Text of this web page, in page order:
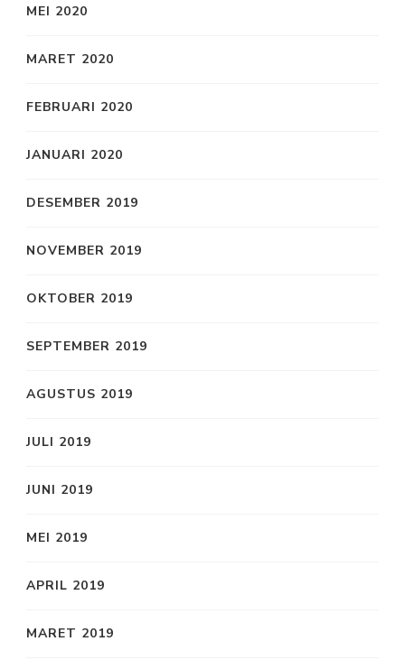
MEI 2020
MARET 2020
FEBRUARI 2020
JANUARI 2020
DESEMBER 2019
NOVEMBER 2019
OKTOBER 2019
SEPTEMBER 2019
AGUSTUS 2019
JULI 2019
JUNI 2019
MEI 2019
APRIL 2019
MARET 2019